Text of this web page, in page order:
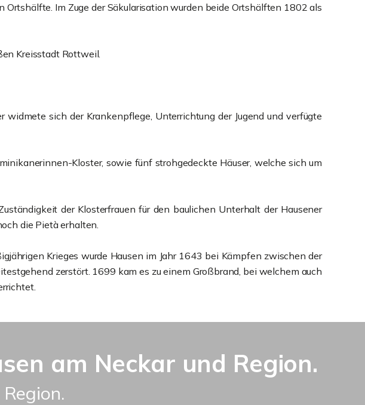
Im Zuge der Säkularisation wurden beide Ortshälften 1802 als
Kreisstadt Rottweil.
sich der Krankenpflege, Unterrichtung der Jugend und verfügte
Kloster, sowie fünf strohgedeckte Häuser, welche sich um
der Klosterfrauen für den baulichen Unterhalt der Hausener
die Pietà erhalten.
Krieges wurde Hausen im Jahr 1643 bei Kämpfen zwischen der
zerstört. 1699 kam es zu einem Großbrand, bei welchem auch
am Neckar und Region.